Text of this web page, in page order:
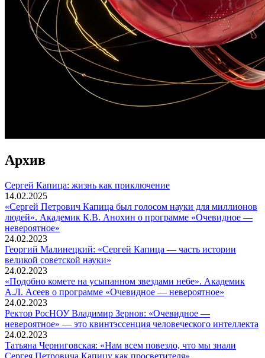
Архив
Сергей Капица: жизнь как приключение
14.02.2025
«Сергей Петрович Капица был голосом науки для миллионов
людей». Академик К.В. Анохин о программе «Очевидное —
невероятное»
24.02.2023
Георгий Малинецкий: «Сергей Капица — часть истории
великой советской науки»
24.02.2023
«Подобно комете на усыпанном звездами небе». Академик
А.Л. Асеев о программе «Очевидное — невероятное»
24.02.2023
Ректор РосНОУ Владимир Зернов: «Очевидное —
невероятное» — это квинтэссенция человеческого интеллекта
24.02.2023
Татьяна Черниговская: «Нам всем повезло, что мы знали